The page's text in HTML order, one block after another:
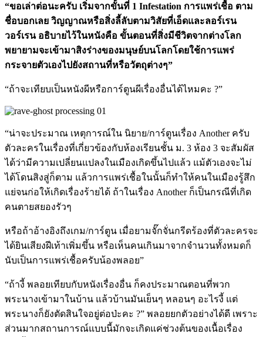
“ขอเล่าต่อนะครับ เริ่มจากขั้นที่ 1 Infestation การแพร่เชื้อ ตาม
ชื่อบอกเลย วิญญาณหรือสิ่งลี้ลับตามวิสัยที่เอ็ดและลอร์เรน
วอร์เรน อธิบายไว้ในหนังคือ ขั้นตอนที่สิ่งมีชีวิตจากต่างโลก
พยายามจะเข้ามาสิงร่างของมนุษย์บนโลกโดยใช้การแพร่
กระจายตัวเองไปยังสถานที่หรือวัตถุต่างๆ”
“ถ้าจะเทียบเป็นหนังผีหรือการ์ตูนผีเรื่องอื่นได้ไหมคะ ?”
“น่าจะประมาณ เหตุการณ์ใน นิยาย/การ์ตูนเรื่อง Another ครับ
ตัวละครในเรื่องที่เกี่ยวข้องกับห้องเรียนชั้น ม. 3 ห้อง 3 จะสัมผัส
ได้ว่ามีความเปลี่ยนแปลงในเมืองเกิดขึ้นไปแล้ว แม้ตัวเองจะไม่
ได้โดนสิงสู่ก็ตาม แล้วการแพร่เชื้อในนั้นก็ทำให้คนในเมืองรู้สึก
แย่จนก่อให้เกิดเรื่องร้ายได้ ถ้าในเรื่อง Another ก็เป็นกรณีที่เกิด
คนตายสยองรัวๆ
หรือถ้าอ้างอิงถึงเกม/การ์ตูน เมื่อยามจั๊กจั่นกรีดร้องที่ตัวละครจะ
ได้ยินเสียงฝีเท้าเพิ่มขึ้น หรือเห็นคนเกินมาจากจำนวนทั้งหมดก็
นับเป็นการแพร่เชื้อครับน้องพลอย”
“ถ้างี้ พลอยเทียบกับหนังเรื่องอื่น ก็คงประมาณตอนที่พวก
พระนางเข้ามาในบ้าน แล้วบ้านมันเย็นๆ หลอนๆ อะไรงี้ แต่
พระนางก็ยังตัดสินใจอยู่ต่อป่ะคะ ?” พลอยยกตัวอย่างได้ดี เพราะ
ส่วนมากสถานการณ์แบบนี้มักจะเกิดแค่ช่วงต้นของเนื้อเรื่อง